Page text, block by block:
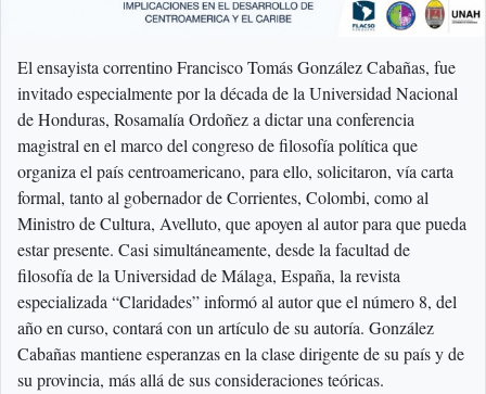
El ensayista correntino Francisco Tomás González Cabañas, fue
invitado especialmente por la década de la Universidad Nacional
de Honduras, Rosamalía Ordoñez a dictar una conferencia
magistral en el marco del congreso de filosofía política que
organiza el país centroamericano, para ello, solicitaron, vía carta
formal, tanto al gobernador de Corrientes, Colombi, como al
Ministro de Cultura, Avelluto, que apoyen al autor para que pueda
estar presente. Casi simultáneamente, desde la facultad de
filosofía de la Universidad de Málaga, España, la revista
especializada “Claridades” informó al autor que el número 8, del
año en curso, contará con un artículo de su autoría. González
Cabañas mantiene esperanzas en la clase dirigente de su país y de
su provincia, más allá de sus consideraciones teóricas.